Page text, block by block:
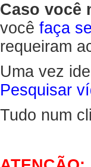
Caso você
você faça
requeiram
Uma vez
Pesquisar
Tudo num